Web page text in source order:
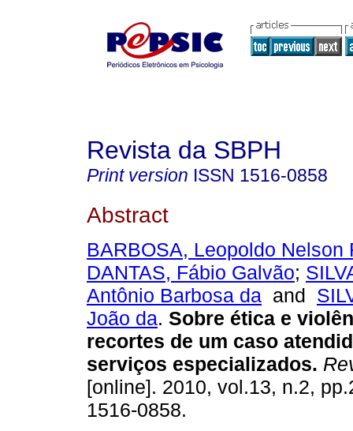
Revista da SBPH
Print version ISSN 1516-0858
Abstract
BARBOSA, Leopoldo Nelson
DANTAS, Fábio Galvão;
Antônio Barbosa da and
João da. Sobre ética e
recortes de um caso
serviços especializados.
[online]. 2010, vol.13, n.2,
1516-0858.